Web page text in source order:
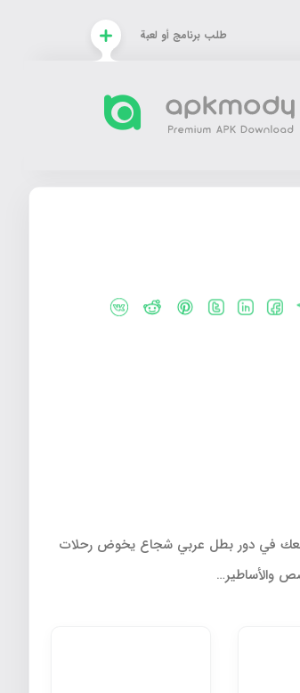
طلب برنامج أو لعبة
تضعك في دور بطل عربي شجاع يخوض رحلات
والأساطير…